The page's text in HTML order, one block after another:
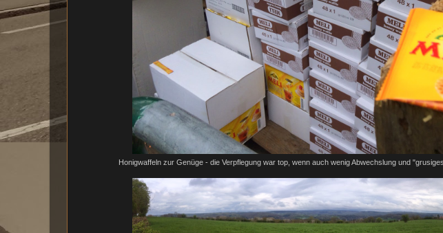
Honigwaffeln zur Genüge - die Verpflegung war top, wenn auch wenig Abwechslung und